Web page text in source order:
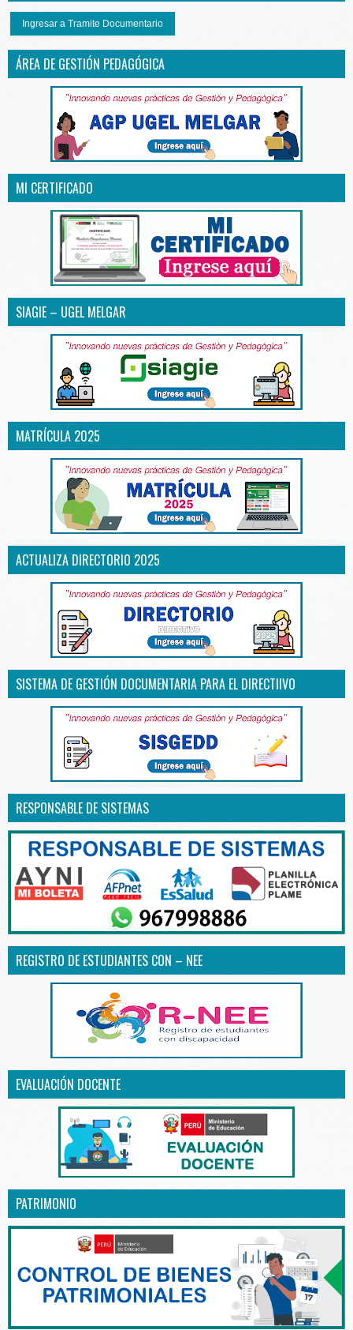
Ingresar a Tramite Documentario
ÁREA DE GESTIÓN PEDAGÓGICA
MI CERTIFICADO
SIAGIE – UGEL MELGAR
MATRÍCULA 2025
ACTUALIZA DIRECTORIO 2025
SISTEMA DE GESTIÓN DOCUMENTARIA PARA EL DIRECTIIVO
RESPONSABLE DE SISTEMAS
REGISTRO DE ESTUDIANTES CON – NEE
EVALUACIÓN DOCENTE
PATRIMONIO